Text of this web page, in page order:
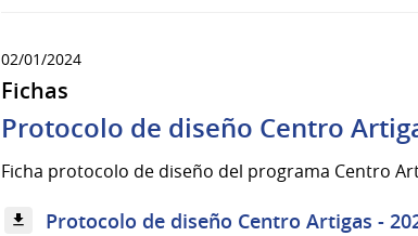
02/01/2024
Fichas
Protocolo de diseño Centro
Ficha protocolo de diseño del programa Centro
Protocolo de diseño Centro Artigas -